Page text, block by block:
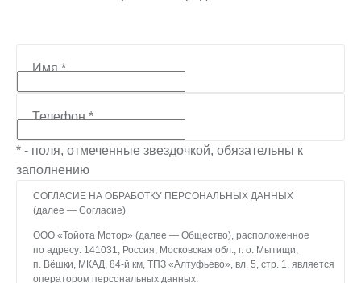
Имя*
Телефон*
* - поля, отмеченные звездочкой, обязательны к
заполнению
СОГЛАСИЕ НА ОБРАБОТКУ ПЕРСОНАЛЬНЫХ ДАННЫХ
(далее — Согласие)
ООО «Тойота Мотор» (далее — Общество), расположенное
по адресу: 141031, Россия, Московская обл., г. о. Мытищи,
п. Вёшки, МКАД, 84-й км, ТПЗ «Алтуфьево», вл. 5, стр. 1, является
оператором персональных данных.